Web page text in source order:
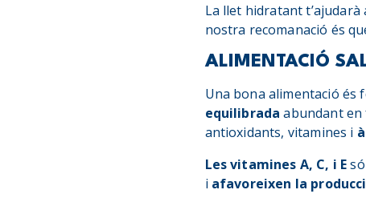
La llet hidratant t’ajudarà
nostra recomanació és
ALIMENTACIÓ
Una bona alimentació és
equilibrada abundant en
antioxidants, vitamines i
Les vitamines A, C, i E
i afavoreixen la